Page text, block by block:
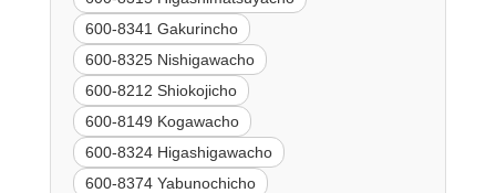
600-8341 Gakurincho
600-8325 Nishigawacho
600-8212 Shiokojicho
600-8149 Kogawacho
600-8324 Higashigawacho
600-8374 Yabunochicho